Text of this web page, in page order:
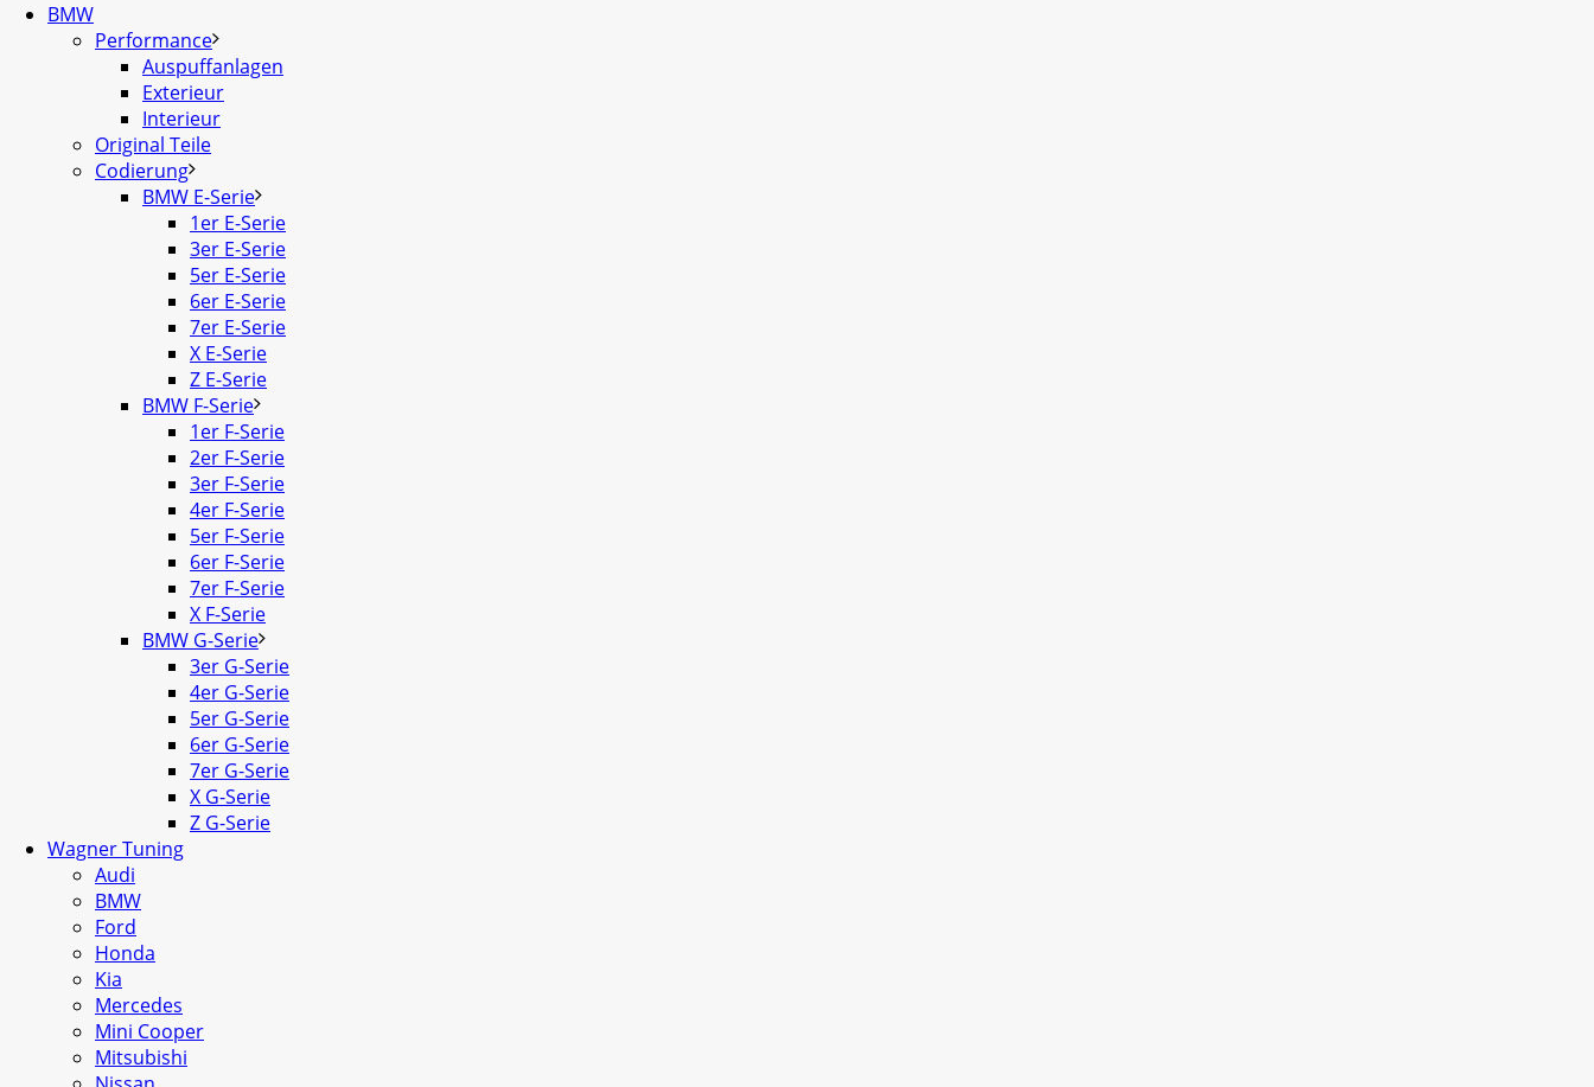
BMW
Performance
Auspuffanlagen
Exterieur
Interieur
Original Teile
Codierung
BMW E-Serie
1er E-Serie
3er E-Serie
5er E-Serie
6er E-Serie
7er E-Serie
X E-Serie
Z E-Serie
BMW F-Serie
1er F-Serie
2er F-Serie
3er F-Serie
4er F-Serie
5er F-Serie
6er F-Serie
7er F-Serie
X F-Serie
BMW G-Serie
3er G-Serie
4er G-Serie
5er G-Serie
6er G-Serie
7er G-Serie
X G-Serie
Z G-Serie
Wagner Tuning
Audi
BMW
Ford
Honda
Kia
Mercedes
Mini Cooper
Mitsubishi